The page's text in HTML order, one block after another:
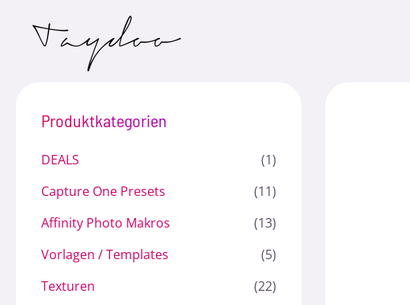
Produktkategorien
DEALS
(1)
Capture One Presets
(11)
Affinity Photo Makros
(13)
Vorlagen / Templates
(5)
Texturen
(22)